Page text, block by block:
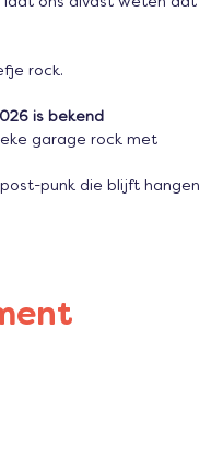
laat ons alvast weten dat
rock.
is bekend
garage rock met
punk die blijft hangen